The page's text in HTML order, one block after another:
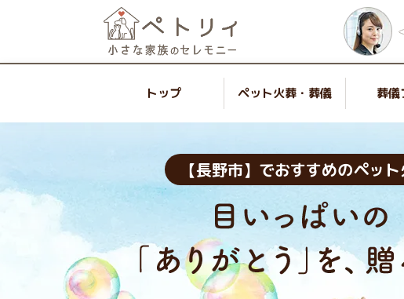
トップ ペット火葬・葬儀 葬儀
【長野市】でおすすめのペッ